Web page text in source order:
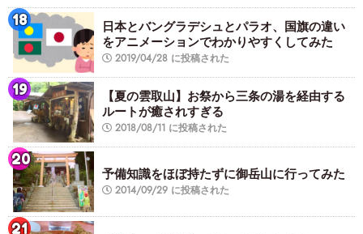
日本とバングラデシュとパラオ、国旗の違い
をアニメーションでわかりやすくしてみた
2019/04/28 に投稿された
【夏の雲取山】お祭から三条の湯を経由する
ルートが癒されすぎる
2018/08/11 に投稿された
予備知識をほぼ持たずに御岳山に行ってみた
2014/09/29 に投稿された